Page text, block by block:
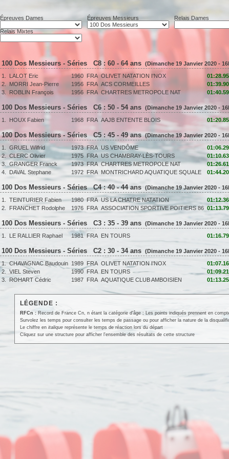
Épreuves Dames Épreuves Messieurs Relais Dames
Relais Mixtes
100 Dos Messieurs - Séries C8 : 60 - 64 ans (Dimanche 19 Janvier 2020 -
1.
LALOT Eric 1960 FRA OLIVET NATATION I'NOX 01:28.95
2. MORRI Jean-Pierre 1956 FRA ACS CORMEILLES 01:39.90
3. ROBLIN François 1956 FRA CHARTRES METROPOLE NAT 01:40.59
100 Dos Messieurs - Séries C6 : 50 - 54 ans (Dimanche 19 Janvier 2020 -
1.
HOUX Fabien 1968 FRA AAJB ENTENTE BLOIS 01:20.85
100 Dos Messieurs - Séries C5 : 45 - 49 ans (Dimanche 19 Janvier 2020 -
1.
GRUEL Wilfrid 1973 FRA US VENDÔME 01:06.29
2. CLERC Olivier 1975 FRA US CHAMBRAY-LÈS-TOURS 01:10.63
3. GRANGER Franck 1973 FRA CHARTRES METROPOLE NAT 01:26.61
4. DAVAL Stephane 1972 FRA MONTRICHARD AQUATIQUE SQUALE 01:44.20
100 Dos Messieurs - Séries C4 : 40 - 44 ans (Dimanche 19 Janvier 2020 -
1.
TEINTURIER Fabien 1980 FRA US LA CHATRE NATATION 01:12.36
2. FRANCHET Rodolphe 1976 FRA ASSOCIATION SPORTIVE POITIERS 86 01:13.79
100 Dos Messieurs - Séries C3 : 35 - 39 ans (Dimanche 19 Janvier 2020 -
1.
LE RALLIER Raphael 1981 FRA EN TOURS 01:16.79
100 Dos Messieurs - Séries C2 : 30 - 34 ans (Dimanche 19 Janvier 2020 -
1. CHAVAGNAC Baudouin 1989 FRA OLIVET NATATION I'NOX 01:07.16
2. VIEL Steven 1990 FRA EN TOURS 01:09.21
3. ROHART Cédric 1987 FRA AQUATIQUE CLUB AMBOISIEN 01:13.25
LÉGENDE :
RFCn : Record de France Cn, n étant la catégorie d'âge ; Les points indiqués prennent en
Survolez les temps pour consulter les temps de passage ou pour afficher la nature de la
Le chiffre en italiquereprésente le temps de réaction lors du départ
Cliquez sur une structure pour afficher l'ensemble des résultats de cette structure